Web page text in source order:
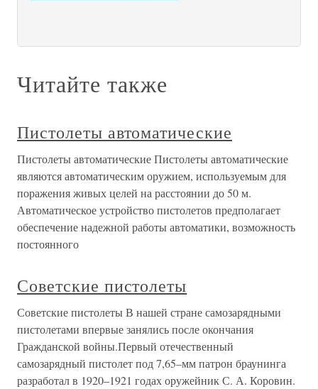
Читайте также
Пистолеты автоматические
Пистолеты автоматические Пистолеты автоматические
являются автоматическим оружием, используемым для
поражения живых целей на расстоянии до 50 м.
Автоматическое устройство пистолетов предполагает
обеспечение надежной работы автоматики, возможность
постоянного
Советские пистолеты
Советские пистолеты В нашей стране самозарядными
пистолетами впервые занялись после окончания
Гражданской войны.Первый отечественный
самозарядный пистолет под 7,65–мм патрон браунинга
разработал в 1920–1921 годах оружейник С. А. Коровин.